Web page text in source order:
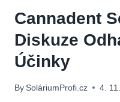
Cannadent
Diskuze
Účinky
By SoláriumProfi.cz 4.